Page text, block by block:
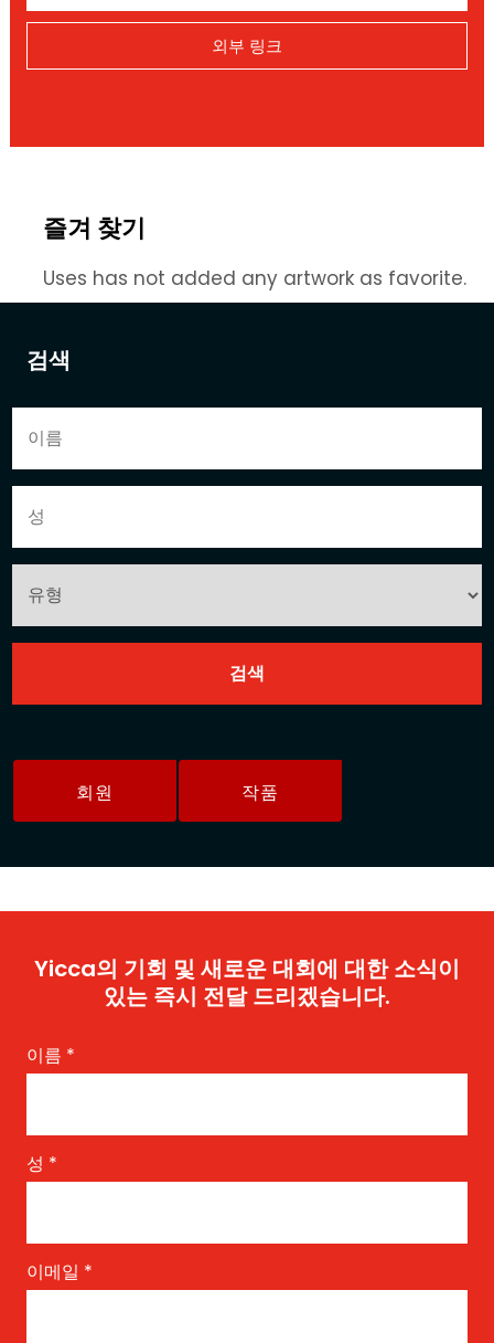
검색
회원 작품
외부 링크
즐겨 찾기
Uses has not added any artwork as favorite.
Yicca의 기회 및 새로운 대회에 대한 소식이
있는 즉시 전달 드리겠습니다.
이름 *
성 *
이메일 *